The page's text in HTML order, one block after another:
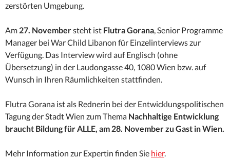
zerstörten Umgebung.
Am 27. Novembersteht ist Flutra Gorana, Senior Programme
Manager bei War Child Libanon für Einzelinterviews zur
Verfügung. Das Interview wird auf Englisch (ohne
Übersetzung) in der Laudongasse 40, 1080 Wien bzw. auf
Wunsch in Ihren Räumlichkeiten stattfinden.
Flutra Gorana ist als Rednerin bei der Entwicklungspolitischen
Tagung der Stadt Wien zum Thema Nachhaltige Entwicklung
braucht Bildung für ALLE, am 28. Novemberzu Gast in Wien.
Mehr Information zur Expertin finden Sie hier.